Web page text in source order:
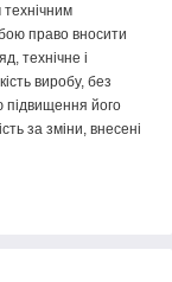
право вносити
технічне і
виробу, без
підвищення його
за зміни, внесені